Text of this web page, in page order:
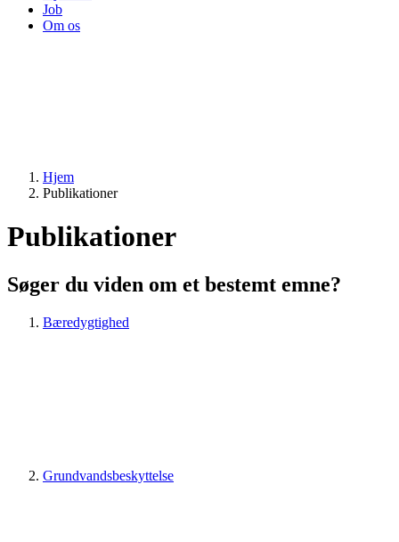
Job
Om os
Hjem
Publikationer
Publikationer
Søger du viden om et bestemt emne?
Bæredygtighed
Grundvandsbeskyttelse